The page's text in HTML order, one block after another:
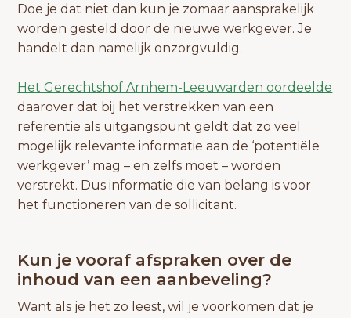
Doe je dat niet dan kun je zomaar aansprakelijk
worden gesteld door de nieuwe werkgever. Je
handelt dan namelijk onzorgvuldig.
Het Gerechtshof Arnhem-Leeuwarden oordeelde
daarover dat bij het verstrekken van een
referentie als uitgangspunt geldt dat zo veel
mogelijk relevante informatie aan de ‘potentiële
werkgever’ mag – en zelfs moet – worden
verstrekt. Dus informatie die van belang is voor
het functioneren van de sollicitant.
Kun je vooraf afspraken over de
inhoud van een aanbeveling?
Want als je het zo leest, wil je voorkomen dat je